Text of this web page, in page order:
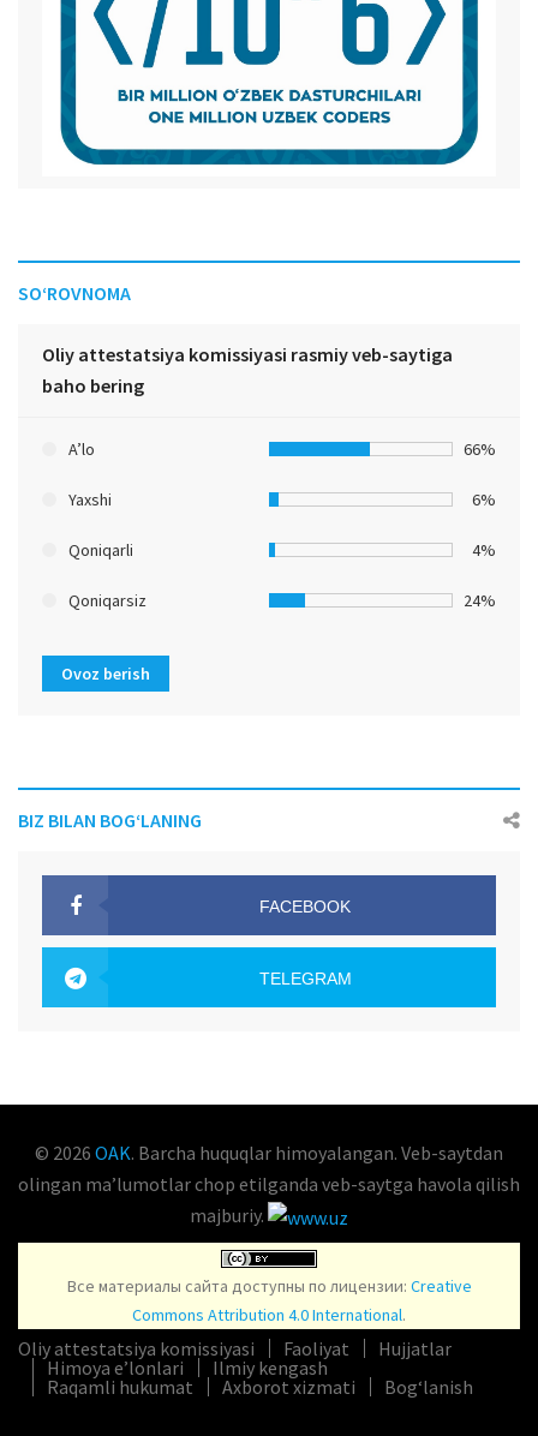
SO‘ROVNOMA
Oliy attestatsiya komissiyasi rasmiy veb-saytiga
baho bering
A’lo 66%
Yaxshi 6%
Qoniqarli 4%
Qoniqarsiz 24%
Ovoz berish
BIZ BILAN BOG‘LANING
FACEBOOK
TELEGRAM
© 2026 OAK. Barcha huquqlar himoyalangan. Veb-saytdan
olingan maʼlumotlar chop etilganda veb-saytga havola qilish
majburiy.
Все материалы сайта доступны по лицензии: Creative
Commons Attribution 4.0 International.
Oliy attestatsiya komissiyasi Faoliyat
Hujjatlar
Himoya e’lonlari
Ilmiy kengash
Raqamli hukumat
Axborot xizmati Bog‘lanish